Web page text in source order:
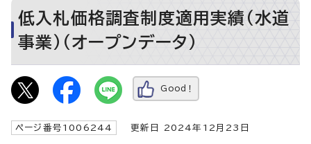
低入札価格調査制度適用実績（水道
事業）（オープンデータ）
Good！
ページ番号1006244 更新日 2024年12月23日